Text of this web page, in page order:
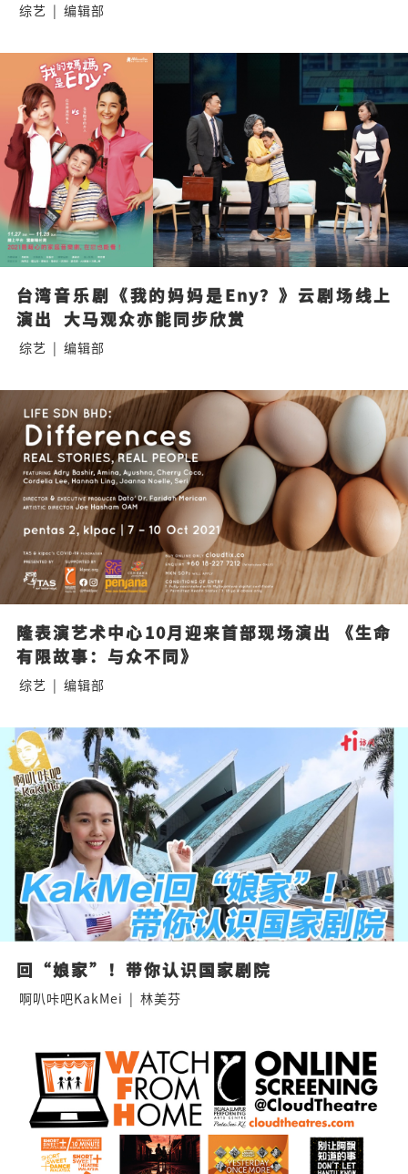
综艺 | 编辑部
台湾音乐剧《我的妈妈是Eny？》云剧场线上
演出  大马观众亦能同步欣赏
综艺 | 编辑部
隆表演艺术中心10月迎来首部现场演出 《生命
有限故事：与众不同》
综艺 | 编辑部
回“娘家”！带你认识国家剧院
啊叭咔吧KakMei | 林美芬